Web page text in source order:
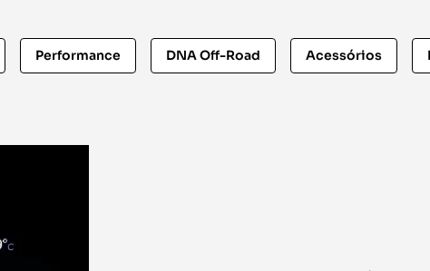
Performance DNA Off-Road Acessórios